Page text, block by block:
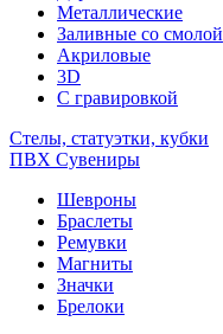
Металлические
Заливные со смолой
Акриловые
3D
C гравировкой
Стелы, статуэтки, кубки
ПВХ Сувениры
Шевроны
Браслеты
Ремувки
Магниты
Значки
Брелоки